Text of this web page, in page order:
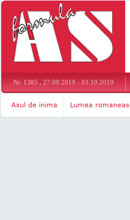
Nr. 1385 , 27.09.2019 - 03.10.2019
Asul de inima Lumea